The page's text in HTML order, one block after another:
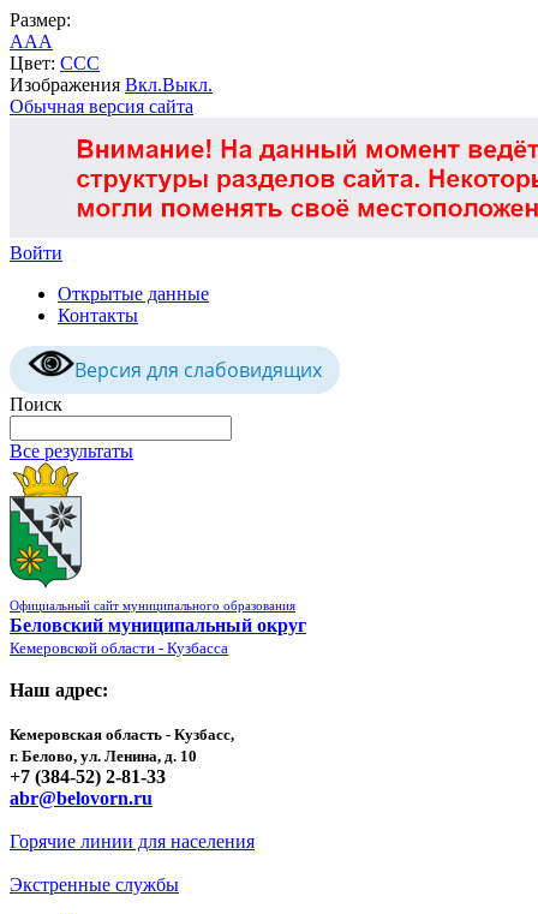
Размер:
AAA
Цвет: CCC
Изображения Вкл.Выкл.
Обычная версия сайта
Войти
Открытые данные
Контакты
Версия для слабовидящих
Поиск
Все результаты
Официальный сайт муниципального образования
Беловский муниципальный округ
Кемеровской области - Кузбасса
Наш адрес:
Кемеровская область - Кузбасс,
г. Белово, ул. Ленина, д. 10
+7 (384-52) 2-81-33
abr@belovorn.ru
Горячие линии для населения
Экстренные службы